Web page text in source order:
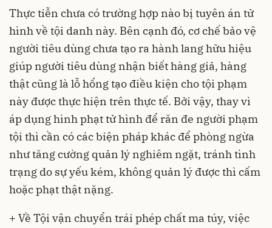
Thực tiễn chưa có trường hợp nào bị tuyên án tử
hình về tội danh này. Bên cạnh đó, cơ chế bảo vệ
người tiêu dùng chưa tạo ra hành lang hữu hiệu
giúp người tiêu dùng nhận biết hàng giả, hàng
thật cũng là lỗ hổng tạo điều kiện cho tội phạm
này được thực hiện trên thực tế. Bởi vậy, thay vì
áp dụng hình phạt tử hình để răn đe người phạm
tội thì cần có các biện pháp khác để phòng ngừa
như tăng cường quản lý nghiêm ngặt, tránh tình
trạng do sự yếu kém, không quản lý được thì cấm
hoặc phạt thật nặng.
+ Về Tội vận chuyển trái phép chất ma túy, việc